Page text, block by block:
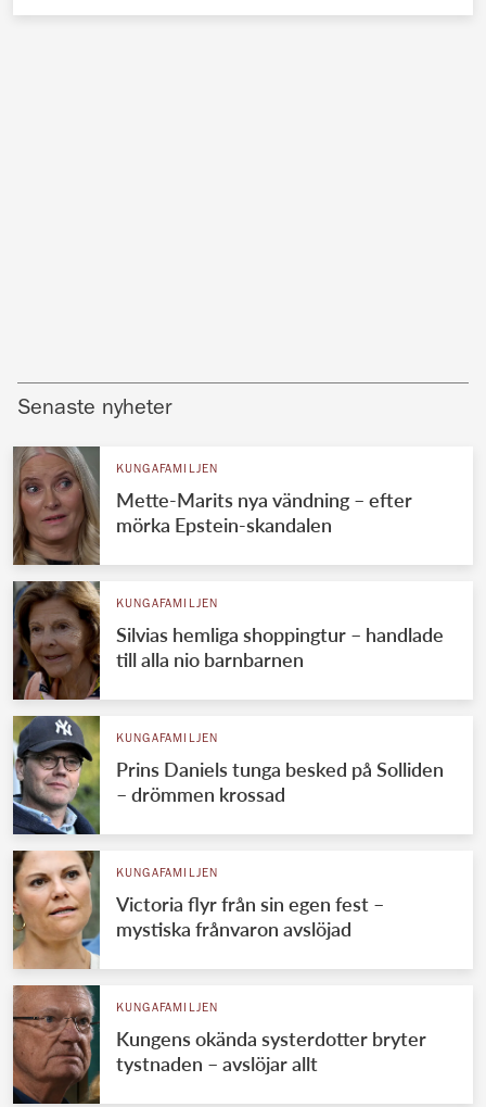
Senaste nyheter
KUNGAFAMILJEN
Mette-Marits nya vändning – efter
mörka Epstein-skandalen
KUNGAFAMILJEN
Silvias hemliga shoppingtur – handlade
till alla nio barnbarnen
KUNGAFAMILJEN
Prins Daniels tunga besked på Solliden
– drömmen krossad
KUNGAFAMILJEN
Victoria flyr från sin egen fest –
mystiska frånvaron avslöjad
KUNGAFAMILJEN
Kungens okända systerdotter bryter
tystnaden – avslöjar allt